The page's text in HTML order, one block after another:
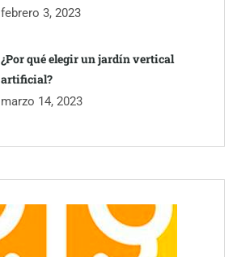
febrero 3, 2023
¿Por qué elegir un jardín vertical
artificial?
marzo 14, 2023